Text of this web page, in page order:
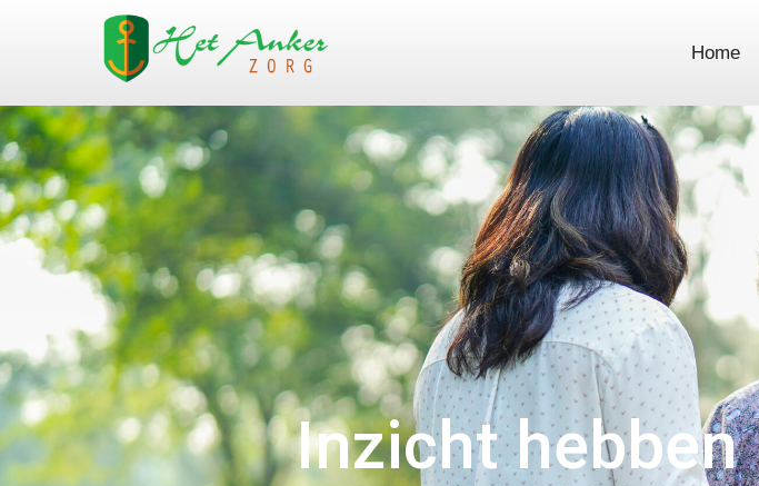
Home
Inzicht hebben